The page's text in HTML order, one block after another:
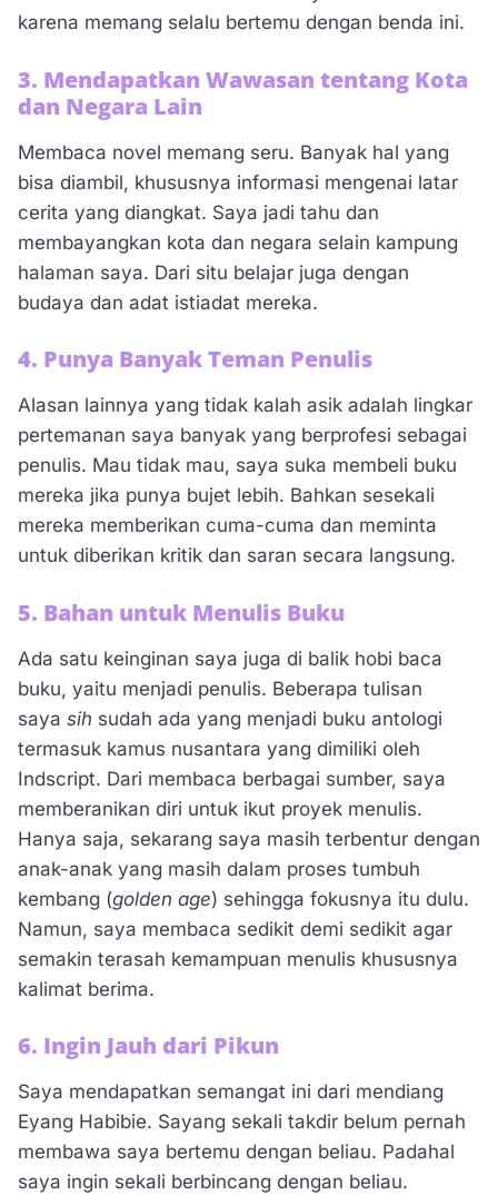
karena memang selalu bertemu dengan benda ini.
3. Mendapatkan Wawasan tentang Kota
dan Negara Lain
Membaca novel memang seru. Banyak hal yang
bisa diambil, khususnya informasi mengenai latar
cerita yang diangkat. Saya jadi tahu dan
membayangkan kota dan negara selain kampung
halaman saya. Dari situ belajar juga dengan
budaya dan adat istiadat mereka.
4. Punya Banyak Teman Penulis
Alasan lainnya yang tidak kalah asik adalah lingkar
pertemanan saya banyak yang berprofesi sebagai
penulis. Mau tidak mau, saya suka membeli buku
mereka jika punya bujet lebih. Bahkan sesekali
mereka memberikan cuma-cuma dan meminta
untuk diberikan kritik dan saran secara langsung.
5. Bahan untuk Menulis Buku
Ada satu keinginan saya juga di balik hobi baca
buku, yaitu menjadi penulis. Beberapa tulisan
saya sih sudah ada yang menjadi buku antologi
termasuk kamus nusantara yang dimiliki oleh
Indscript. Dari membaca berbagai sumber, saya
memberanikan diri untuk ikut proyek menulis.
Hanya saja, sekarang saya masih terbentur dengan
anak-anak yang masih dalam proses tumbuh
kembang (golden age) sehingga fokusnya itu dulu.
Namun, saya membaca sedikit demi sedikit agar
semakin terasah kemampuan menulis khususnya
kalimat berima.
6. Ingin Jauh dari Pikun
Saya mendapatkan semangat ini dari mendiang
Eyang Habibie. Sayang sekali takdir belum pernah
membawa saya bertemu dengan beliau. Padahal
saya ingin sekali berbincang dengan beliau.